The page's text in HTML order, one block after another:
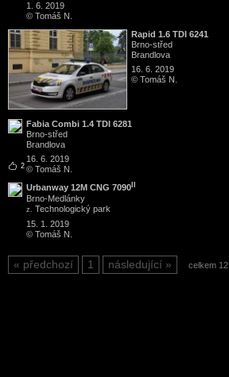
1. 6. 2019
© Tomáš N.
Rapid 1.6 TDI 6241
Brno-střed
Brandlova
16. 6. 2019
© Tomáš N.
2
Fabia Combi 1.4 TDI 6281
Brno-střed
Brandlova
16. 6. 2019
© Tomáš N.
Urbanway 12M CNG 7090
Brno-Medlánky
z.
Technologický park
15. 1. 2019
© Tomáš N.
předchozí 1 následující celkem 12